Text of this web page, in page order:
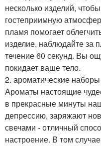
несколько изделий,
гостеприимную
пламя помогает
изделие, наблюдайте за
течение 60 секунд. Вы
покидает ваше тело.
2. ароматические
Ароматы настоящие
в прекрасные минуты
депрессию, заряжают
свечами - отличный
настроение. В том